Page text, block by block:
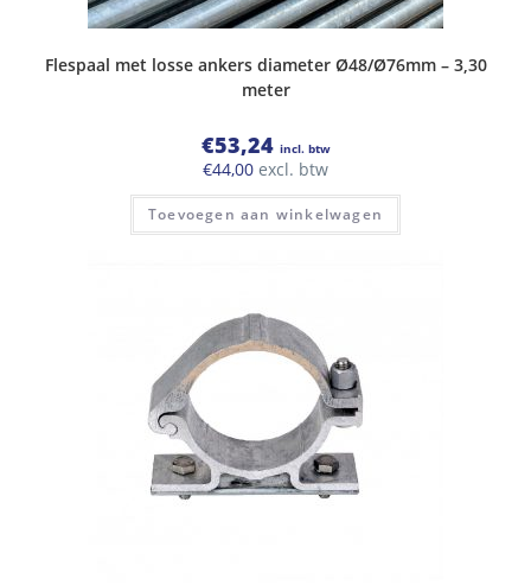
Flespaal met losse ankers diameter Ø48/Ø76mm – 3,30
meter
€53,24 incl. btw
€44,00 excl. btw
Toevoegen aan winkelwagen